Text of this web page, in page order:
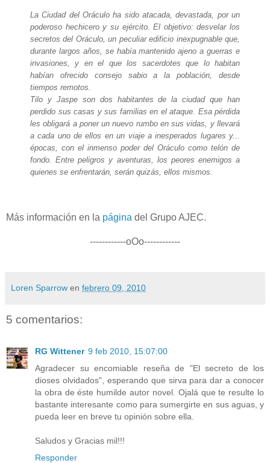
La Ciudad del Oráculo ha sido atacada, devastada, por un
poderoso hechicero y su ejército. El objetivo: desvelar los
secretos del Oráculo, un peculiar edificio inexpugnable que,
durante largos años, se había mantenido ajeno a guerras e
invasiones, y en el que los sacerdotes que lo habitan
habían ofrecido consejo sabio a la población, desde
tiempos remotos.
Tilo y Jaspe son dos habitantes de la ciudad que han
perdido sus casas y sus familias en el ataque. Esa pérdida
les obligará a poner un nuevo rumbo en sus vidas, y llevará
a cada uno de ellos en un viaje a inesperados lugares y...
épocas, con el inmenso poder del Oráculo como telón de
fondo. Entre peligros y aventuras, los peores enemigos a
quienes se enfrentarán, serán quizás, ellos mismos.
Más información en la página del Grupo AJEC.
------------oOo------------
Loren Sparrow en febrero 09, 2010
5 comentarios:
RG Wittener 9 feb 2010, 15:07:00
Agradecer su encomiable reseña de "El secreto de los
dioses olvidados", esperando que sirva para dar a conocer
la obra de éste humilde autor novel. Ojalá que te resulte lo
bastante interesante como para sumergirte en sus aguas, y
pueda leer en breve tu opinión sobre ella.
Saludos y Gracias mil!!!
Responder